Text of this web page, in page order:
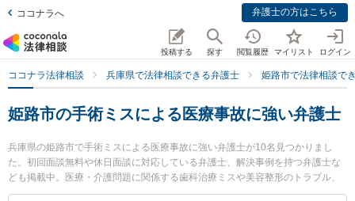
ココナラへ 弁護士の方はこちら
投稿する 探す 閲覧履歴 マイリスト ログイン
ココナラ法律相談 兵庫県で法律相談できる弁護士 姫路市で法律相談で
姫路市の手術ミスによる医療事故に強い弁護士
兵庫県の姫路市で手術ミスによる医療事故に強い弁護士が10名見つかりまし
た。初回面談無料や休日面談に対応している弁護士、解決事例を持つ弁護士な
ども掲載中。医療・介護問題に関係する歯科治療ミスや美容整形のトラブル、
産婦人科の訴訟等の細かな分野での絞り込み検索もでき便利です。特に弁護士